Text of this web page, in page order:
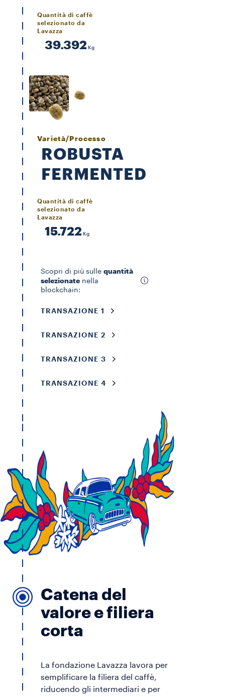
Quantità di caffè
selezionato da
Lavazza
39.392 Kg
Varietà/Processo
ROBUSTA
FERMENTED
Quantità di caffè
selezionato da
Lavazza
15.722 Kg
Scopri di più sulle quantità
selezionate nella
blockchain:
TRANSAZIONE 1
TRANSAZIONE 2
TRANSAZIONE 3
TRANSAZIONE 4
Catena del
valore e filiera
corta
La fondazione Lavazza lavora per
semplificare la filiera del caffè,
riducendo gli intermediari e per